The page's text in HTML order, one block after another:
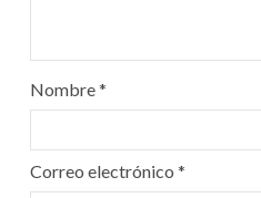
Nombre*
Correo electrónico *